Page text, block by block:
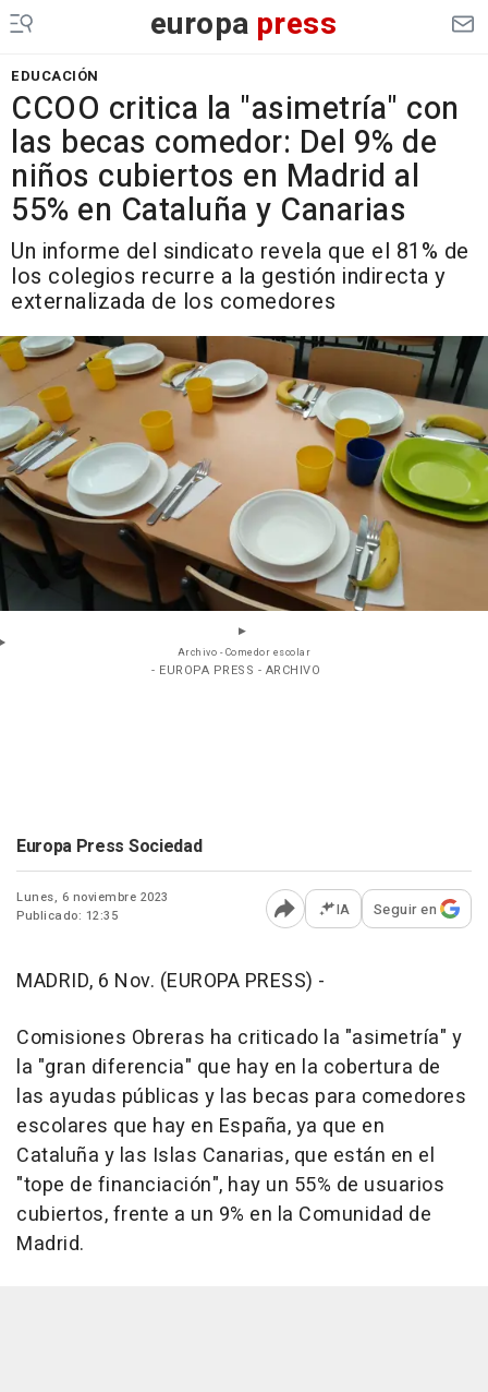
europa press
EDUCACIÓN
CCOO critica la "asimetría" con
las becas comedor: Del 9% de
niños cubiertos en Madrid al
55% en Cataluña y Canarias
Un informe del sindicato revela que el 81% de
los colegios recurre a la gestión indirecta y
externalizada de los comedores
Archivo - Comedor escolar
- EUROPA PRESS - ARCHIVO
Europa Press Sociedad
Lunes, 6 noviembre 2023
Publicado: 12:35
Abrir opciones para
IA Seguir en
MADRID, 6 Nov. (EUROPA PRESS) -
Comisiones Obreras ha criticado la "asimetría" y
la "gran diferencia" que hay en la cobertura de
las ayudas públicas y las becas para comedores
escolares que hay en España, ya que en
Cataluña y las Islas Canarias, que están en el
"tope de financiación", hay un 55% de usuarios
cubiertos, frente a un 9% en la Comunidad de
Madrid.